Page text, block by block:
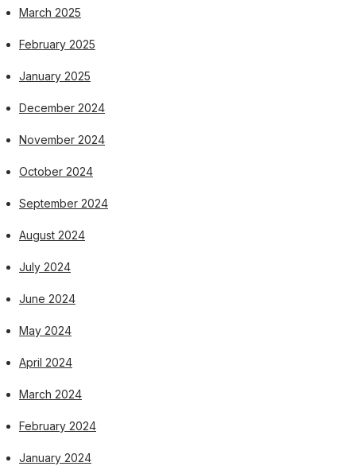
March 2025
February 2025
January 2025
December 2024
November 2024
October 2024
September 2024
August 2024
July 2024
June 2024
May 2024
April 2024
March 2024
February 2024
January 2024